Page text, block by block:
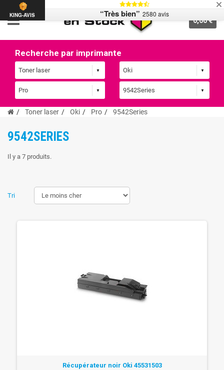
0,00 €
Recherche par imprimante
Toner laser Oki Pro 9542Series
9542SERIES
Il y a 7 produits.
Tri
Récupérateur noir Oki 45531503
KING-AVIS “Très bien” 2580 avis